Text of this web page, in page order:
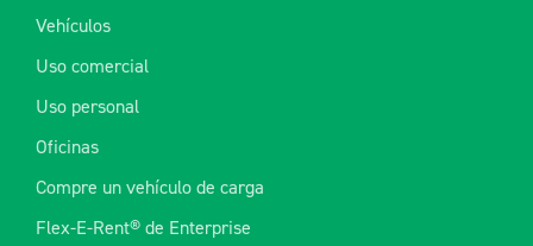
Vehículos
Uso comercial
Uso personal
Oficinas
Compre un vehículo de carga
Flex-E-Rent® de Enterprise